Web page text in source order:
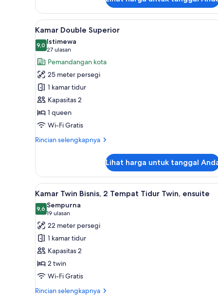
Double
Standar,
tanpa
jendela
Lihat
semua
foto
untuk
Kamar
Double
Superior
Kamar Double Superior |
8
Kamar Double Superior
9,09,0 dari 10
Istimewa
27 ulasan
(27
ulasan)
Pemandangan kota
25 meter persegi
1 kamar tidur
Kapasitas 2
1 queen
Wi-Fi Gratis
Rincian selengkapnya
Rincian
Kamar
Double
Superior
Lihat harga untuk tanggal
Lihat
semua
foto
untuk
Kamar
Twin
Bisnis,
2
Tempat
Tidur
Kamar Twin Bisnis, 2 Tempat
6
Kamar Twin Bisnis, 2 Tempat Tidur Twin, ensuite
9,69,6 dari 10
Sempurna
19 ulasan
(19
ulasan)
22 meter persegi
1 kamar tidur
Kapasitas 2
2 twin
Wi-Fi Gratis
Rincian selengkapnya
Rincian